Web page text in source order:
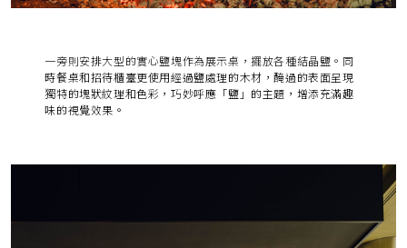
一旁則安排大型的實心鹽塊作為展示桌，擺放各種結晶鹽。 同
時餐桌和招待櫃臺更使用經過鹽處理的木材，醃過的表面呈現
獨特的塊狀紋理和色彩，巧妙呼應「鹽」的主題，增添充滿趣
味的視覺效果。